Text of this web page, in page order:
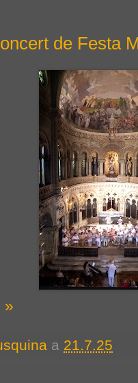
de Festa
»
a 21.7.25